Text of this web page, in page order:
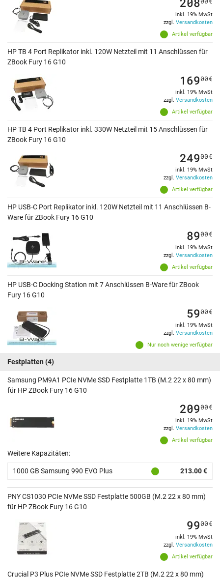
Artikel verfügbar
inkl. 19% MwSt
zzgl. Versandkosten
HP TB 4 Port Replikator inkl. 120W Netzteil mit 11 Anschlüssen für
ZBook Fury 16 G10
Artikel verfügbar
16900€
inkl. 19% MwSt
zzgl. Versandkosten
HP TB 4 Port Replikator inkl. 330W Netzteil mit 15 Anschlüssen für
ZBook Fury 16 G10
Artikel verfügbar
24900€
inkl. 19% MwSt
zzgl. Versandkosten
HP USB-C Port Replikator inkl. 120W Netzteil mit 11 Anschlüssen B-
Ware für ZBook Fury 16 G10
Artikel verfügbar
8900€
inkl. 19% MwSt
zzgl. Versandkosten
HP USB-C Docking Station mit 7 Anschlüssen B-Ware für ZBook
Fury 16 G10
Nur noch wenige verfügbar
5900€
inkl. 19% MwSt
zzgl. Versandkosten
Festplatten (4)
Samsung PM9A1 PCIe NVMe SSD Festplatte 1TB (M.2 22 x 80 mm)
für HP ZBook Fury 16 G10
Artikel verfügbar
20900€
inkl. 19% MwSt
zzgl. Versandkosten
Weitere Kapazitäten:
1000 GB Samsung 990 EVO Plus 213.00 €
PNY CS1030 PCIe NVMe SSD Festplatte 500GB (M.2 22 x 80 mm)
für HP ZBook Fury 16 G10
Artikel verfügbar
9900€
inkl. 19% MwSt
zzgl. Versandkosten
Crucial P3 Plus PCIe NVMe SSD Festplatte 2TB (M.2 22 x 80 mm)